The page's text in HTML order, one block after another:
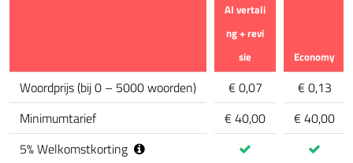
calculator.comparison_feature
AI vertali
ng + revi
sie
Economy
Woordprijs(bij 0 – 5000 woorden) € 0,07
€ 0,13
Minimumtarief
€ 40,00
€ 40,00
5%Welkomstkorting